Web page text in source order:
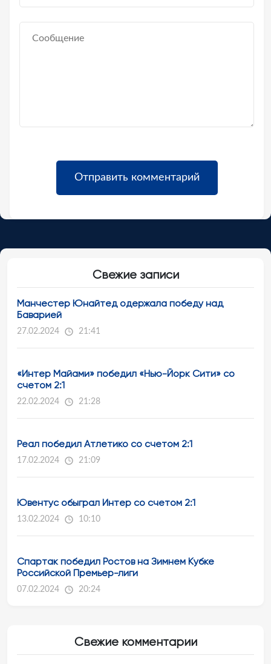
Свежие записи
Манчестер Юнайтед одержала победу над
Баварией
27.02.2024 21:41
«Интер Майами» победил «Нью-Йорк Сити» со
счетом 2:1
22.02.2024 21:28
Реал победил Атлетико со счетом 2:1
17.02.2024 21:09
Ювентус обыграл Интер со счетом 2:1
13.02.2024 10:10
Спартак победил Ростов на Зимнем Кубке
Российской Премьер-лиги
07.02.2024 20:24
Свежие комментарии